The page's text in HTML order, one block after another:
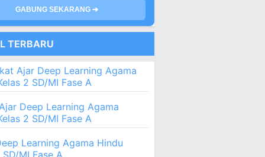
GABUNG SEKARANG ➔
TERBARU
Ajar Deep Learning Agama
2 SD/MI Fase A
Deep Learning Agama
2 SD/MI Fase A
Learning Agama Hindu
SD/MI Fase A